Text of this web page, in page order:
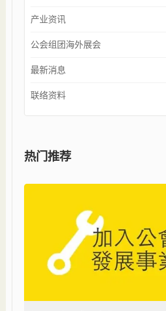
产业资讯
公会组团海外展会
最新消息
联络资料
热门推荐